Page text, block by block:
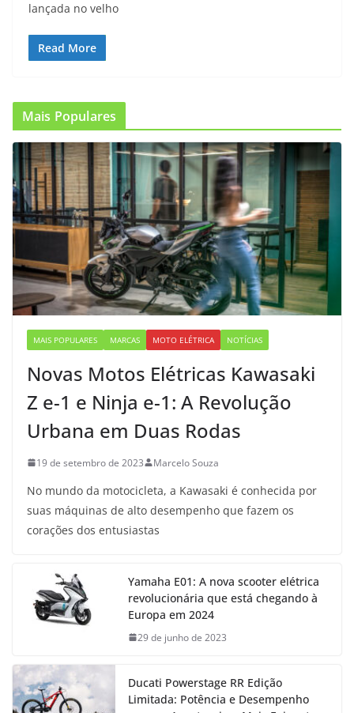
lançada no velho
Read More
Mais Populares
MAIS POPULARES MARCAS MOTO ELÉTRICA NOTÍCIAS
Novas Motos Elétricas Kawasaki
Z e-1 e Ninja e-1: A Revolução
Urbana em Duas Rodas
19 de setembro de 2023 Marcelo Souza
No mundo da motocicleta, a Kawasaki é conhecida por
suas máquinas de alto desempenho que fazem os
corações dos entusiastas
Yamaha E01: A nova scooter elétrica
revolucionária que está chegando à
Europa em 2024
29 de junho de 2023
Ducati Powerstage RR Edição
Limitada: Potência e Desempenho